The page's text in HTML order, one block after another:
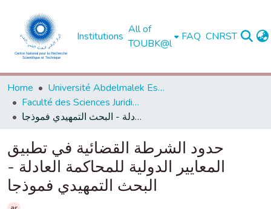
Institutions
All of
TOUBK@l
FAQ CNRST
Home
Université Abdelmalek Essaadi - Tétouan
Faculté des Sciences Juridiques, Economiques et Sociales - Tanger
حدود الشرطة القضائية في تطبيق المعايير الدولية للمحاكمة العادلة - البحث التمهيدي فموذجا
حدود الشرطة القضائية في تطبيق
المعايير الدولية للمحاكمة العادلة -
البحث التمهيدي فموذجا